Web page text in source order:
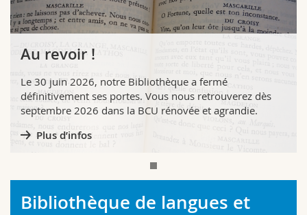
Recherche
Université
Formation continue
Droit
Sciences économiques et sociales et management
Lettres et sciences humaines
Futurs étudiants
Etudiants
Médias
Ressources
Annuaire du personnel
Au revoir !
Le 30 juin 2026, notre Bibliothèque a fermé
définitivement ses portes. Vous nous retrouverez dès
septembre 2026 dans la BCU rénovée et agrandie.
Plus d’infos
Bibliothèque de langues et